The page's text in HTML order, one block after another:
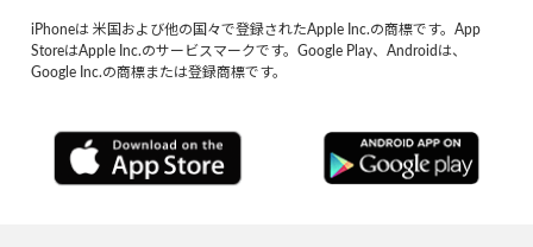
iPhoneは 米国および他の国々で登録されたApple Inc.の商標です。App
StoreはApple Inc.のサービスマークです。Google Play、Androidは、
Google Inc.の商標または登録商標です。